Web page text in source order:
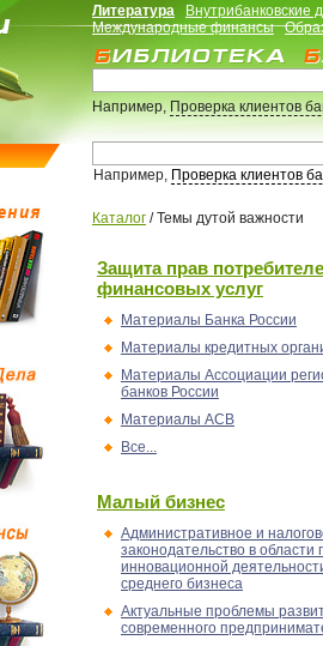
Литература
Внутрибанковские
Международные финансы
Например,Проверка клиентов
Например, Проверка клиентов
Каталог /Темы дутой важности
Защита прав
финансовых услуг
Материалы Банка России
Материалы кредитных
Материалы Ассоциации
банков России
Материалы АСВ
Все...
Малый бизнес
Административное и
законодательство в области
инновационной
среднего бизнеса
Актуальные проблемы
современного